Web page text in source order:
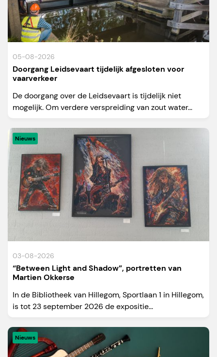
05-08-2026
Doorgang Leidsevaart tijdelijk afgesloten voor
vaarverkeer
De doorgang over de Leidsevaart is tijdelijk niet
mogelijk. Om verdere verspreiding van zout water...
Nieuws
03-08-2026
“Between Light and Shadow”, portretten van
Martien Okkerse
In de Bibliotheek van Hillegom, Sportlaan 1 in Hillegom,
is tot 23 september 2026 de expositie...
Nieuws